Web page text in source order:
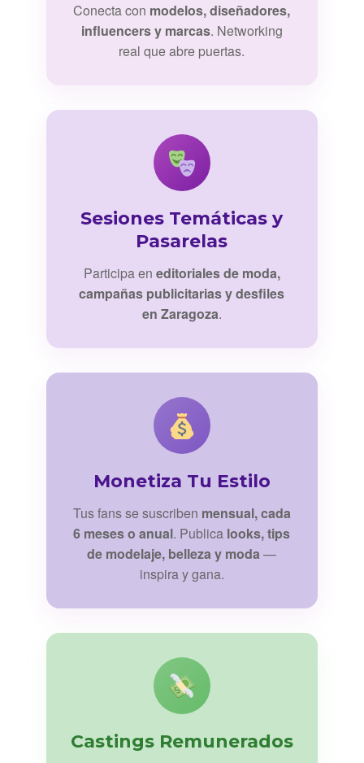
Conecta con modelos, diseñadores,
influencers y marcas. Networking
real que abre puertas.
Sesiones Temáticas y
Pasarelas
Participa en editoriales de moda,
campañas publicitarias y desfiles
en Zaragoza.
Monetiza Tu Estilo
Tus fans se suscriben mensual, cada
6 meses o anual. Publica looks, tips
de modelaje, belleza y moda—
inspira y gana.
Castings Remunerados